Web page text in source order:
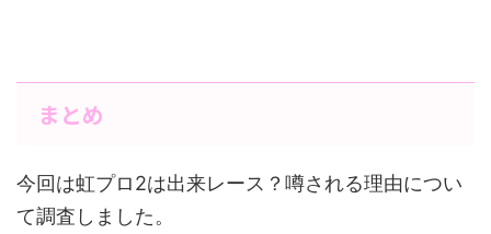
まとめ
今回は虹プロ2は出来レース？噂される理由につい
て調査しました。